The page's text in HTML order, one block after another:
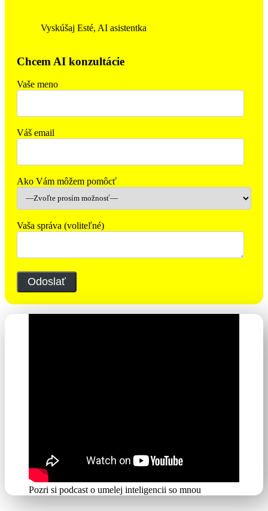
Vyskúšaj Esté, AI asistentka
Chcem AI konzultácie
Vaše meno
Váš email
Ako Vám môžem pomôcť
Vaša správa (voliteľné)
Pozri si podcast o umelej inteligencii so mnou